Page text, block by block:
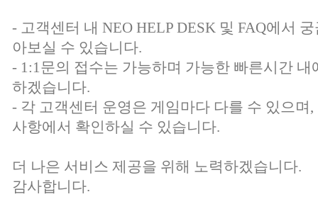
- 고객센터 내 NEO HELP DESK 및 FAQ에서
아보실 수 있습니다.
- 1:1문의 접수는 가능하며 가능한 빠른시간
하겠습니다.
- 각 고객센터 운영은 게임마다 다를 수 있으며
사항에서 확인하실 수 있습니다.
더 나은 서비스 제공을 위해 노력하겠습니다.
감사합니다.